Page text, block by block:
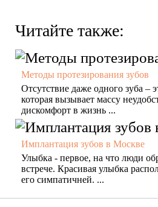
Читайте также:
Методы протезирования зубов
Отсутствие даже одного зуба –
которая вызывает массу
дискомфорт в жизнь ...
Имплантация зубов в Москве
Улыбка - первое, на что люди
встрече. Красивая улыбка
его симпатичней. ...